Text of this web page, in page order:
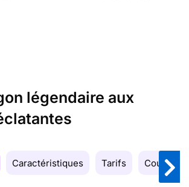
légendaire aux
Caractéristiques Tarifs Couleurs